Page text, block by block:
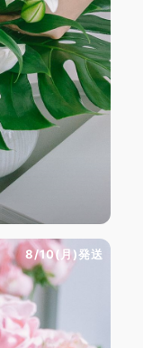
8/10(月)発送